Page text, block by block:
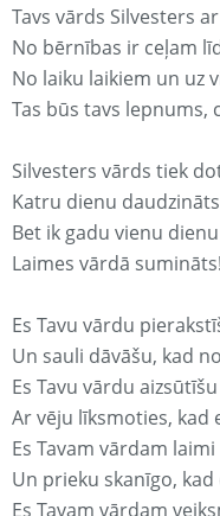
Tavs vārds Silvesters
No bērnības ir ceļam
No laiku laikiem un uz
Tas būs tavs lepnums,
Silvesters vārds tiek
Katru dienu
Bet ik gadu vienu
Laimes vārdā sumināts!
Es Tavu vārdu
Un sauli dāvāšu, kad
Es Tavu vārdu
Ar vēju līksmoties, kad
Es Tavam vārdam
Un prieku skanīgo, kad
Es Tavam vārdam